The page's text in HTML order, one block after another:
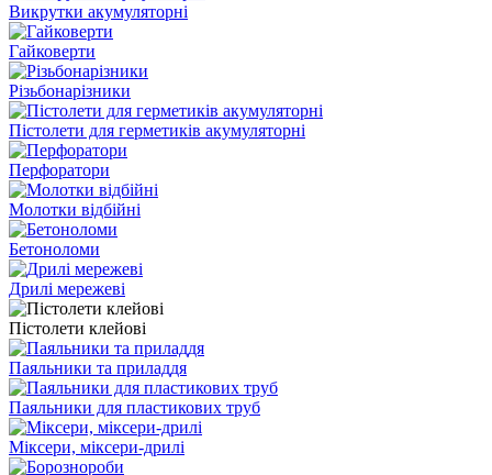
Викрутки акумуляторні
Гайковерти
Різьбонарізники
Пістолети для герметиків акумуляторні
Перфоратори
Молотки відбійні
Бетоноломи
Дрилі мережеві
Пістолети клейові
Паяльники та приладдя
Паяльники для пластикових труб
Міксери, міксери-дрилі